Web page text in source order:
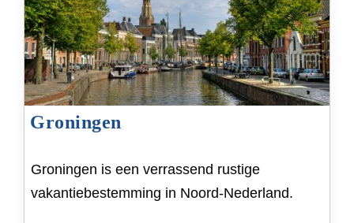
Groningen
Groningen is een verrassend rustige
vakantiebestemming in Noord-Nederland.